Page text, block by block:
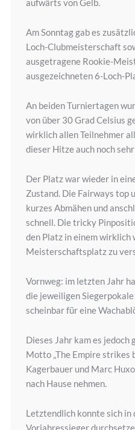
aufwärts von Gelb.
Am Sonntag gab es
Loch-Clubmeisterschaft
ausgetragene Rookie-
ausgezeichneten 6-Loch-
An beiden Turniertagen
von über 30 Grad Celsius
wirklich allen Teilnehmer
dieser Hitze auch noch
Der Platz war wieder in
Zustand. Die Fairways top
kurzes Abmähen und
schnell. Die tricky
den Platz in einem wirklich
Meisterschaftsplatz zu
Vornweg: im letzten Jahr
die jeweiligen
scheinbar für eine
Dieses Jahr kam es jedoch
Motto „The Empire strikes
Kagerbauer und Marc
nach Hause nehmen.
Letztendlich konnte sich in
Vorjahressieger